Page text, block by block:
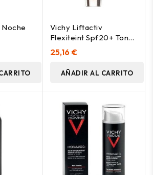
Vichy Liftactiv
Flexiteint Spf20+ Tono
Sand 30Ml
25,16 €
AÑADIR AL CARRITO